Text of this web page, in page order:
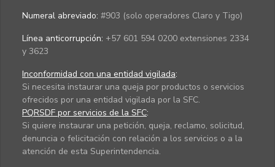
Numeral abreviado: #903 (solo operadores Claro y Tigo)
Línea anticorrupción: +57 601 594 0200 extensiones 2334
y 3623
Inconformidad con una entidad vigilada:
Si necesita instaurar una queja por productos o servicios
ofrecidos por una entidad vigilada por la SFC.
PQRSDF por servicios de la SFC:
Si quiere instaurar una petición, queja, reclamo, solicitud,
denuncia o felicitación con relación a los servicios o a la
atención de esta Superintendencia.